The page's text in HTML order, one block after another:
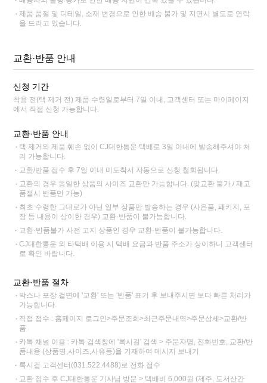
제품 품절 및 디테일, 소재 변경으로 인한 배송 불가 및 지연시 별도로 연락
을 드리고 있습니다.
교환·반품 안내
신청 기간
착용 전(택 제거 전) 제품 수령일로부터 7일 이내, 고객센터 또는 마이페이지
에서 직접 신청 가능합니다.
교환·반품 안내
택 제거와 제품 훼손 없이 CJ대한통운 택배로 3일 이내에 발송해주셔야 처
리 가능합니다.
교환/반품 접수 후 7일 이내 미도착시 자동으로 신청 철회됩니다.
교환의 경우 동일한 상품의 사이즈 교환만 가능합니다. (맞교환 불가 / 재고
품절시 반품만 가능)
최초 수령한 그대로가 아닌 일부 상품만 발송하는 경우 (사은품, 패키지, 포
장 등 내용이 상이한 경우) 교환·반품이 불가능합니다.
교환·반품불가 사전 고지 상품인 경우 교환·반품이 불가능합니다.
CJ대한통운 외 타택배 이용 시 택배 요금과 반품 주소가 상이하니 고객센터
로 확인 바랍니다.
교환·반품 절차
박스나 포장 겉면에 '교환' 또는 '반품' 표기 후 보내주시면 보다 빠른 처리가
가능합니다.
직접 접수 : 홈페이지 로그인>주문조회>최근주문내역>주문상세>교환/반
품
카톡 채널 이용 : 카톡 검색창에 '록시걸' 검색 > 주문자명, 전화번호, 교환/반
품내용 (상품명,사이즈,사유등)을 기재하여 메시지 보내기
록시걸 고객센터(031.522.4488)로 전화 접수
교환 접수 후 CJ대한통운 기사님 방문 > 택배비 6,000원 (제주, 도서산간